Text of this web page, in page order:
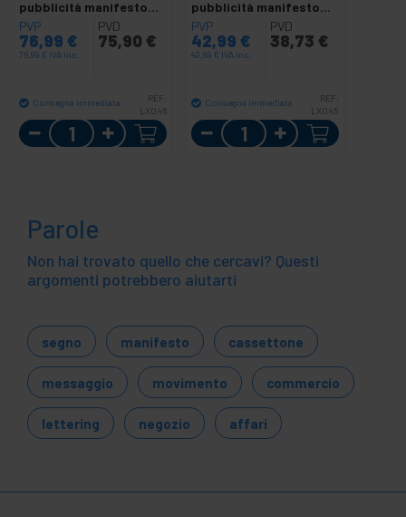
pubblicità manifesto
segno
PVP
76,99 €
76,99 € IVA inc.
PVD
75,90 €
Consegna immediata
REF:
LX046
Quantità
pubblicità manifesto
segno
PVP
42,99 €
42,99 € IVA inc.
PVD
38,73 €
Consegna immediata
REF:
LX045
Quantità
Parole
Non hai trovato quello che cercavi? Questi
argomenti potrebbero aiutarti
segno manifesto cassettone
messaggio movimento commercio
lettering negozio affari